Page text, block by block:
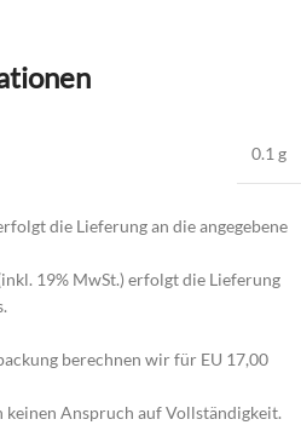
0.1 g
die Lieferung an die angegebene
19% MwSt.) erfolgt die Lieferung
berechnen wir für EU 17,00
keinen Anspruch auf Vollständigkeit.